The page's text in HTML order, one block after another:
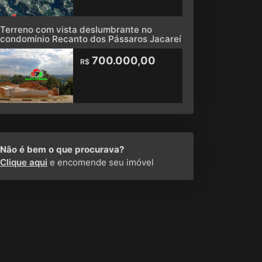
Terreno com vista deslumbrante no
condomínio Recanto dos Pássaros Jacareí
R$700.000,00
Não é bem o que procurava?
Clique aqui e encomende seu imóvel